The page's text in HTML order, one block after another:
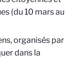
(du 10 mars au
organisés par
dans la